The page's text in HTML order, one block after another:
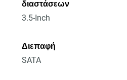
διαστάσεων
3.5-Inch
Διεπαφή
SATA